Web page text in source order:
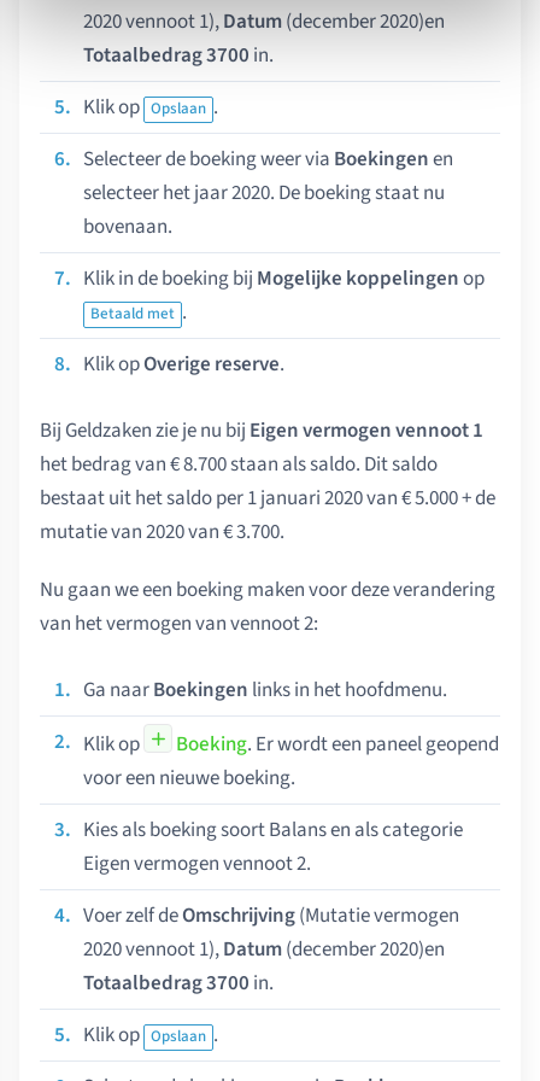
2020 vennoot 1),Datum(december 2020)en
Totaalbedrag 3700 in.
Klik op Opslaan .
Selecteer de boeking weer via Boekingenen
selecteer het jaar 2020. De boeking staat nu
bovenaan.
Klik in de boeking bij Mogelijke koppelingenop
Betaald met .
Klik opOverige reserve.
Bij Geldzaken zie je nu bij Eigen vermogen vennoot 1
het bedrag van € 8.700 staan als saldo. Dit saldo
bestaat uit het saldo per 1 januari 2020 van € 5.000 + de
mutatie van 2020 van € 3.700.
Nu gaan we een boeking maken voor deze verandering
van het vermogen van vennoot 2:
Ga naarBoekingen links in het hoofdmenu.
Klik op
Boeking. Er wordt een paneel geopend
voor een nieuwe boeking.
Kies als boeking soort Balans en als categorie
Eigen vermogen vennoot 2.
Voer zelf deOmschrijving(Mutatie vermogen
2020 vennoot 1),Datum(december 2020)en
Totaalbedrag 3700 in.
Klik op Opslaan .